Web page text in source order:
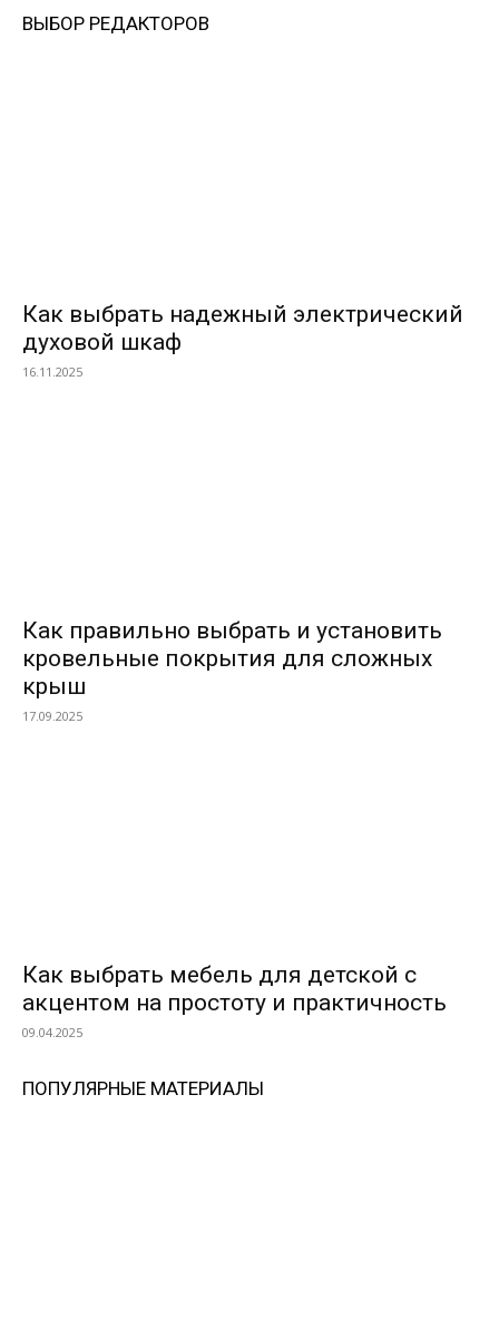
ВЫБОР РЕДАКТОРОВ
Как выбрать надежный электрический
духовой шкаф
16.11.2025
Как правильно выбрать и установить
кровельные покрытия для сложных
крыш
17.09.2025
Как выбрать мебель для детской с
акцентом на простоту и практичность
09.04.2025
ПОПУЛЯРНЫЕ МАТЕРИАЛЫ